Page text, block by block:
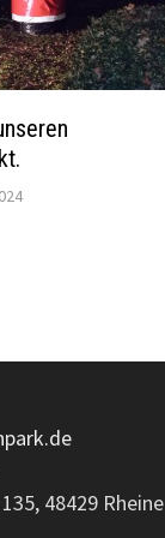
48429 Rheine